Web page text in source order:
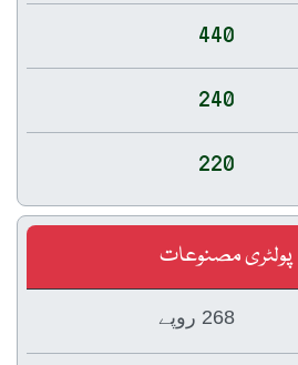
440
240
220
پولٹری مصنوعات
268 روپے